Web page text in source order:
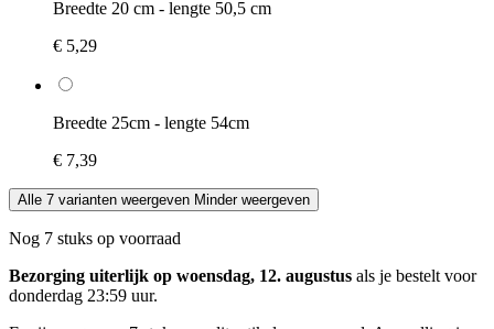
Breedte 20 cm - lengte 50,5 cm
€ 5,29
Breedte 25cm - lengte 54cm
€ 7,39
Alle 7 varianten weergeven Minder weergeven
Nog 7 stuks op voorraad
Bezorging uiterlijk op woensdag, 12. augustus als je bestelt voor
donderdag 23:59 uur.